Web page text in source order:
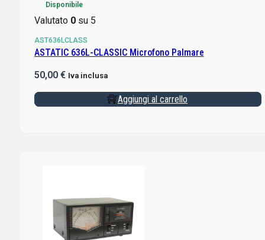
Disponibile
Valutato 0su 5
AST636LCLASS
ASTATIC 636L-CLASSIC Microfono Palmare
50,00 € Iva inclusa
Aggiungi al carrello